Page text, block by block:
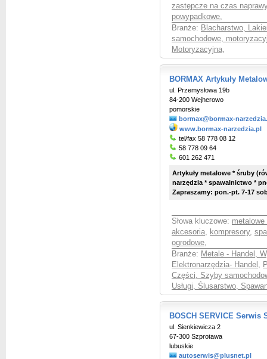
zastępcze na czas naprawy
powypadkowe,
Branże: Blacharstwo,
samochodowe,
Motoryzacyjna,
BORMAX Artykuły
ul. Przemysłowa 19b
84-200 Wejherowo
pomorskie
bormax@bormax-
www.bormax-narzedzia.pl
tel/fax 58 778 08 12
58 778 09 64
601 262 471
Artykuły metalowe * śruby
narzędzia * spawalnictwo *
Zapraszamy: pon.-pt. 7-17
Słowa kluczowe: metalowe
akcesoria, kompresory,
ogrodowe,
Branże: Metale - Handel,
Elektronarzędzia- Handel ,
Części, Szyby
Usługi, Ślusarstwo,
BOSCH SERVICE Serwis
ul. Sienkiewicza 2
67-300 Szprotawa
lubuskie
autoserwis@plusnet.pl